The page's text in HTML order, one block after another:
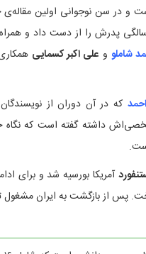
و در سن نوجوانی اولین مقاله‌ی
پدرش را از دست داد و همراه
شاملو و علی اکبر کسمایی
که در آن دوران از
داشته گفته است که نگاه
آمریکا بورسیه شد و برای
پس از بازگشت به ایران مشغول